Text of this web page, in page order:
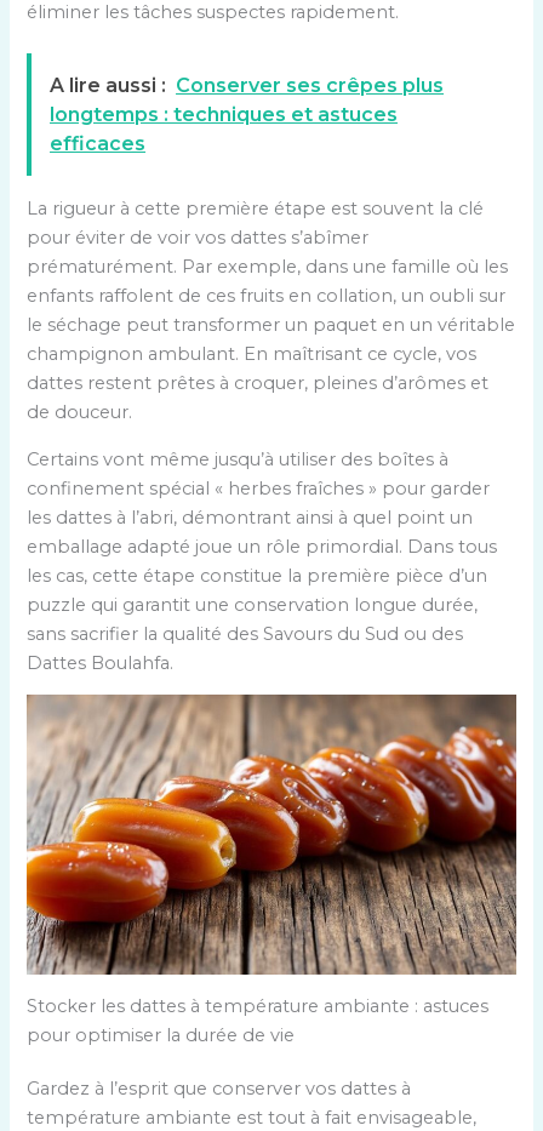
éliminer les tâches suspectes rapidement.
A lire aussi : Conserver ses crêpes plus
longtemps : techniques et astuces
efficaces
La rigueur à cette première étape est souvent la clé
pour éviter de voir vos dattes s’abîmer
prématurément. Par exemple, dans une famille où les
enfants raffolent de ces fruits en collation, un oubli sur
le séchage peut transformer un paquet en un véritable
champignon ambulant. En maîtrisant ce cycle, vos
dattes restent prêtes à croquer, pleines d’arômes et
de douceur.
Certains vont même jusqu’à utiliser des boîtes à
confinement spécial « herbes fraîches » pour garder
les dattes à l’abri, démontrant ainsi à quel point un
emballage adapté joue un rôle primordial. Dans tous
les cas, cette étape constitue la première pièce d’un
puzzle qui garantit une conservation longue durée,
sans sacrifier la qualité des Savours du Sud ou des
Dattes Boulahfa.
Stocker les dattes à température ambiante : astuces
pour optimiser la durée de vie
Gardez à l’esprit que conserver vos dattes à
température ambiante est tout à fait envisageable,